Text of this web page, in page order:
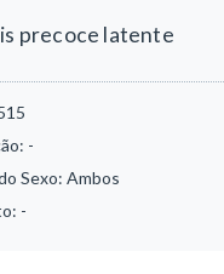
precoce latente
-
Sexo: Ambos
-